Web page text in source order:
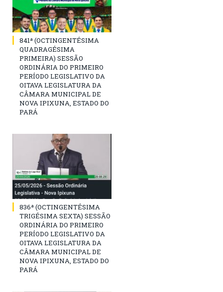
841ª (OCTINGENTÉSIMA
QUADRAGÉSIMA
PRIMEIRA) SESSÃO
ORDINÁRIA DO PRIMEIRO
PERÍODO LEGISLATIVO DA
OITAVA LEGISLATURA DA
CÂMARA MUNICIPAL DE
NOVA IPIXUNA, ESTADO DO
PARÁ
836ª (OCTINGENTÉSIMA
TRIGÉSIMA SEXTA) SESSÃO
ORDINÁRIA DO PRIMEIRO
PERÍODO LEGISLATIVO DA
OITAVA LEGISLATURA DA
CÂMARA MUNICIPAL DE
NOVA IPIXUNA, ESTADO DO
PARÁ